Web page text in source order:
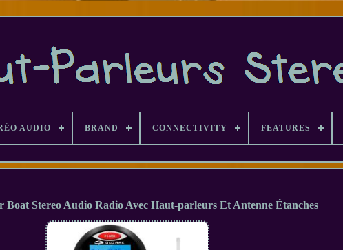
AUDIO BRAND CONNECTIVITY FEATURES
Boat Stereo Audio Radio Avec Haut-parleurs Et Antenne Étanches